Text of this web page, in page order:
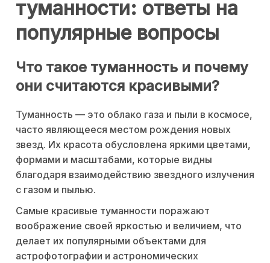
туманности: ответы на
популярные вопросы
Что такое туманность и почему
они считаются красивыми?
Туманность — это облако газа и пыли в космосе,
часто являющееся местом рождения новых
звезд. Их красота обусловлена яркими цветами,
формами и масштабами, которые видны
благодаря взаимодействию звездного излучения
с газом и пылью.
Самые красивые туманности поражают
воображение своей яркостью и величием, что
делает их популярными объектами для
астрофотографии и астрономических